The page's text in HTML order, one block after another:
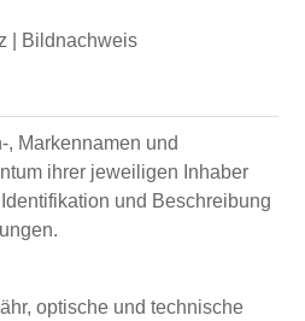
Bildnachweis
Markennamen und
ihrer jeweiligen Inhaber
und Beschreibung
optische und technische